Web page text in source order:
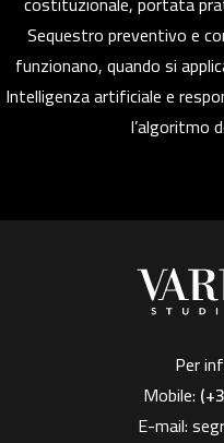
Sequestro preventivo e
funzionano, quando si
Intelligenza artificiale e
l’algoritmo
Per
Mobile:
E-mail: